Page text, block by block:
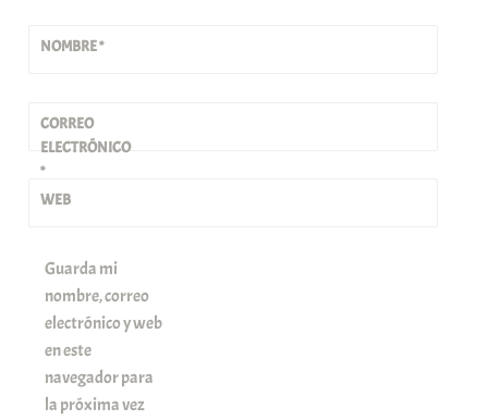
NOMBRE*
CORREO
ELECTRÓNICO
*
WEB
Guarda mi
nombre, correo
electrónico y web
en este
navegador para
la próxima vez